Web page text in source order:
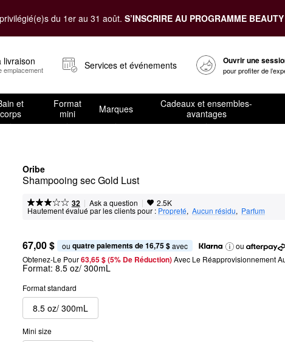
du 1er au 31 août. S’INSCRIRE AU PROGRAMME
livraison
emplacement Services et événements Ouvrir une
pour profiter de
et
corps
Format
mini
Marques
Cadeaux et ensembles-
avantages
Oribe
Shampooing sec Gold Lust
32 | Ask a question | 2.5K
Hautement évalué par les clients pour : Propreté, Aucun résidu, Parfum
67,00 $ ou quatre paiements de 16,75 $ avec
ou
Obtenez-Le Pour63,65 $ (5% De Réduction) Avec Le Réapprovisionnement
Format: 8.5 oz/ 300mL
Format standard
8.5 oz/ 300mL
Mini size